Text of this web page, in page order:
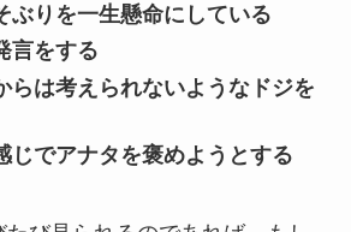
ぶりを一生懸命にしている
言をする
らは考えられないようなドジを
じでアナタを褒めようとする